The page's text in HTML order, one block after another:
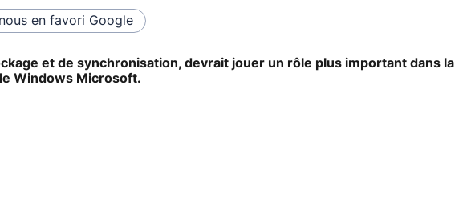
en favori Google
et de synchronisation, devrait jouer un rôle plus important dans la
Windows Microsoft.